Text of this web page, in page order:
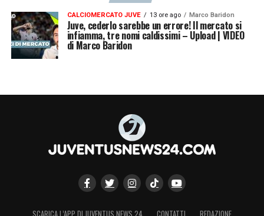
CALCIOMERCATO JUVE 13 ore ago Marco Baridon
Juve, cederlo sarebbe un errore! Il mercato si
infiamma, tre nomi caldissimi – Upload | VIDEO
di Marco Baridon